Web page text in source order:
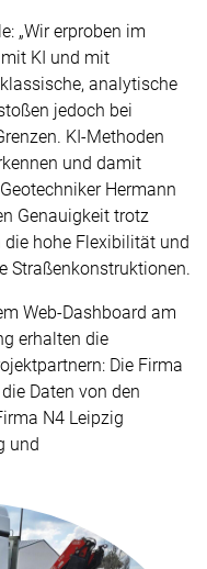
„Wir erproben im
KI und mit
analytische
jedoch bei
KI-Methoden
und damit
Hermann
Genauigkeit trotz
hohe Flexibilität und
Straßenkonstruktionen.
Web-Dashboard am
erhalten die
Die Firma
Daten von den
N4 Leipzig
und